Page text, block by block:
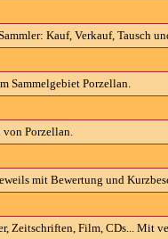
Kauf, Verkauf, Tausch
Sammelgebiet Porzellan.
von Porzellan.
mit Bewertung und
Zeitschriften, Film, CDs... Mit